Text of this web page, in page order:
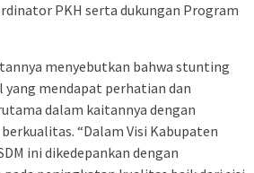
PKH serta dukungan Program
menyebutkan bahwa stunting
yang mendapat perhatian dan
dalam kaitannya dengan
“Dalam Visi Kabupaten
ini dikedepankan dengan